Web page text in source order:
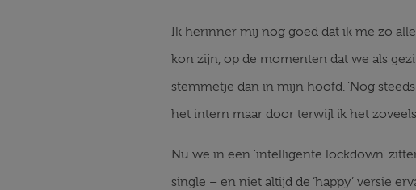
Ik herinner mij nog goed dat ik me zo
kon zijn, op de momenten dat we als
stemmetje dan in mijn hoofd. ‘Nog
het intern maar door terwijl ik het
Nu we in een 'intelligente lockdown’
single – en niet altijd de ‘happy’ versie